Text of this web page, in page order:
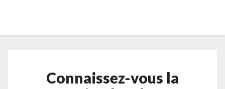
vous
la
Connaissez-vous la